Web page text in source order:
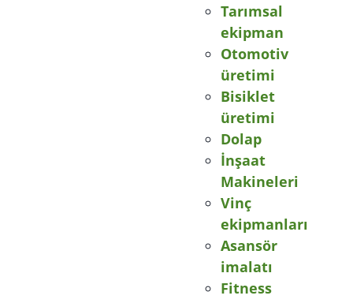
Tarımsal
ekipman
Otomotiv
üretimi
Bisiklet
üretimi
Dolap
İnşaat
Makineleri
Vinç
ekipmanları
Asansör
imalatı
Fitness